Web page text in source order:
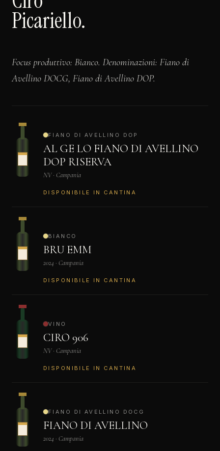
Picariello.
Focus produttivo: Bianco. Denominazioni: Fiano di
Avellino DOCG, Fiano di Avellino DOP.
FIANO DI AVELLINO DOP
AL GE LO FIANO DI AVELLINO
DOP RISERVA
NV · Campania
DISPONIBILE IN CANTINA
BIANCO
BRU EMM
2024 · Campania
DISPONIBILE IN CANTINA
VINO
CIRO 906
NV · Campania
DISPONIBILE IN CANTINA
FIANO DI AVELLINO DOCG
FIANO DI AVELLINO
2024 · Campania